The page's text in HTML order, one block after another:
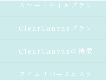
スマートネイルプラン
ClearCanvasプラン
ClearCanvasの特徴
タイムリバースエステ